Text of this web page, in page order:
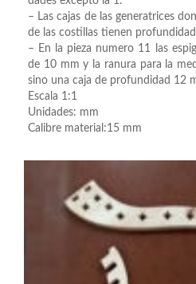
– Las cajas de las generatrices
de las costillas tienen
– En la pieza numero 11 las
de 10 mm y la ranura para la
sino una caja de profundidad 12
Escala 1:1
Unidades: mm
Calibre material:15 mm